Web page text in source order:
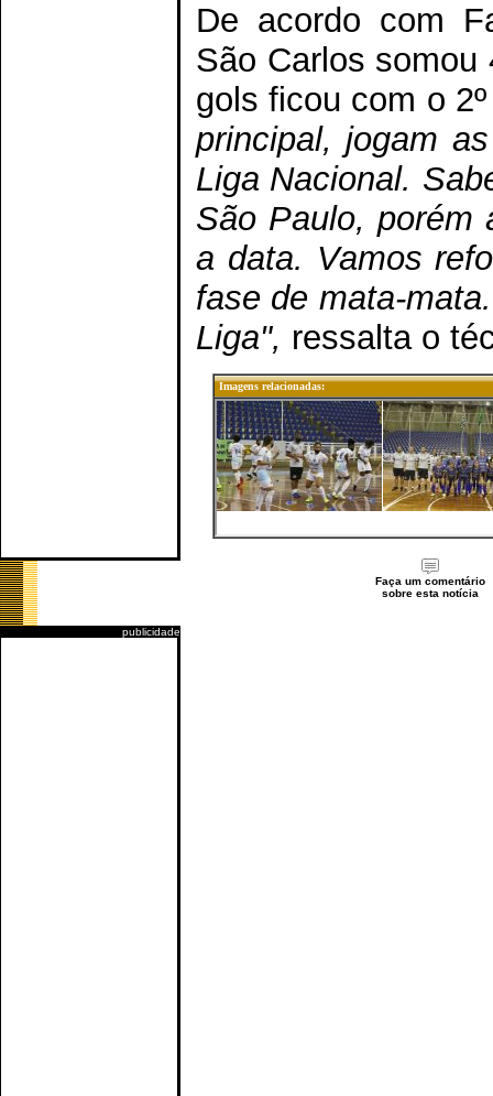
publicidade
De acordo com
São Carlos
gols ficou com o
principal, jogam
Liga Nacional.
São Paulo, porém
a data. Vamos
fase de mata-
Liga", ressalta o
Imagens relacionadas:
Faça um comentário
sobre esta notícia